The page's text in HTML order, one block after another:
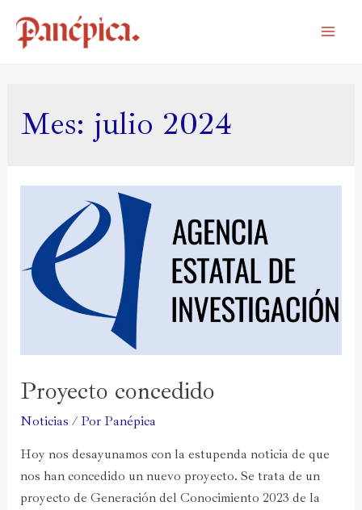
Mes: julio 2024
Proyecto concedido
Noticias / Por Panépica
Hoy nos desayunamos con la estupenda noticia de que
nos han concedido un nuevo proyecto. Se trata de un
proyecto de Generación del Conocimiento 2023 de la